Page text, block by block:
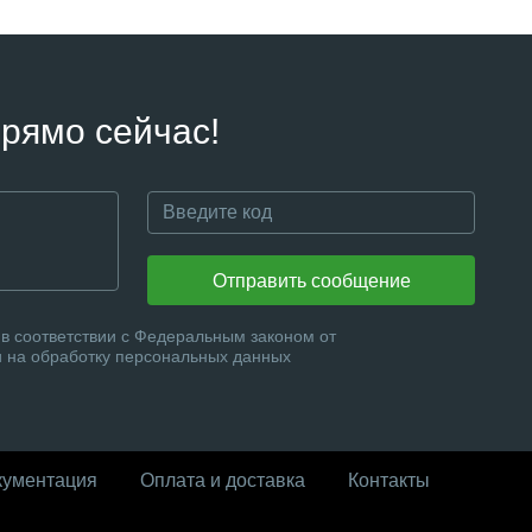
сейчас!
Отправить сообщение
с Федеральным законом от
обработку персональных данных
Оплата и доставка Контакты